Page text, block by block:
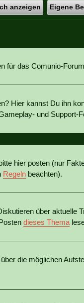
anzeigen Eigene
für das Comunio-
Hier kannst Du ihn
und Support-
hier posten (nur
Regeln beachten).
über aktuelle
dieses Thema
die möglichen